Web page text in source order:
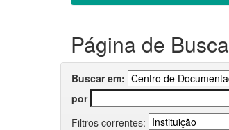
Página de Busca
Buscar em:
por
Filtros correntes: